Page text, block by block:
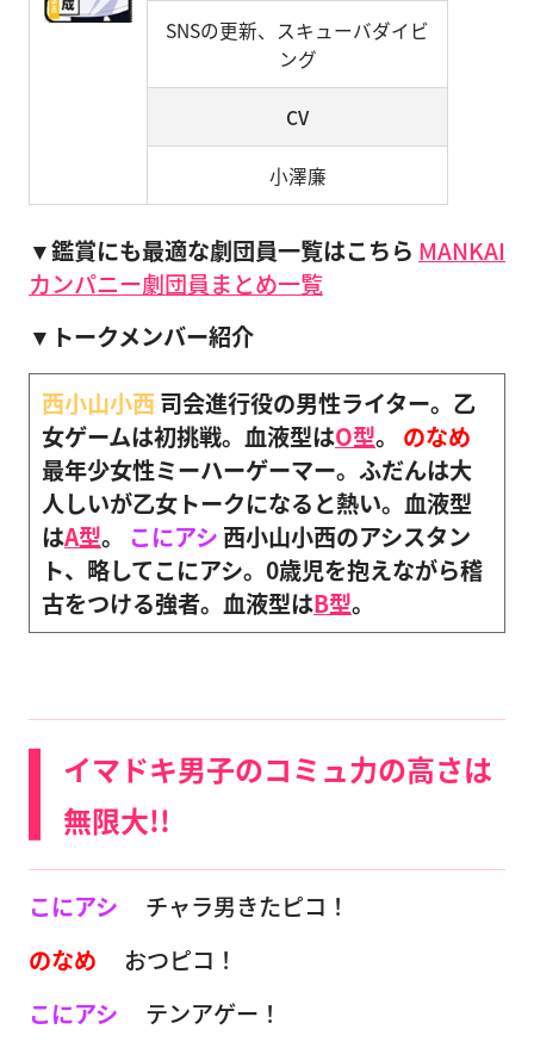
SNSの更新、スキューバダイビ
ング
CV
小澤廉
▼鑑賞にも最適な劇団員一覧はこちら MANKAI
カンパニー劇団員まとめ一覧
▼トークメンバー紹介
西小山小西 司会進行役の男性ライター。乙
女ゲームは初挑戦。血液型はO型。 のなめ
最年少女性ミーハーゲーマー。ふだんは大
人しいが乙女トークになると熱い。血液型
はA型。 こにアシ 西小山小西のアシスタン
ト、略してこにアシ。0歳児を抱えながら稽
古をつける強者。血液型はB型。
イマドキ男子のコミュ力の高さは
無限大!!
こにアシ
チャラ男きたピコ！
のなめ
おつピコ！
こにアシ
テンアゲー！